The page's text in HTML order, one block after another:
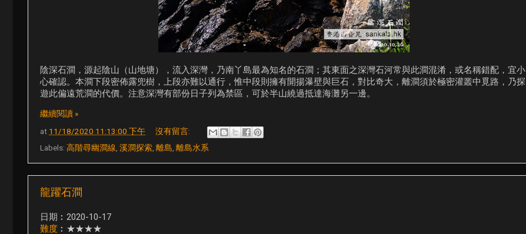
陰深石澗，源起陰山（山地塘），流入深灣，乃南丫島最為知名的石澗；其東面之深灣石河常與此澗混淆，或名稱錯配，宜小
心確認。本澗下段密佈露兜樹，上段亦難以通行，惟中段則擁有開揚瀑壁與巨石，對比奇大，離澗須於極密灌叢中覓路，乃探
遊此偏遠荒澗的代價。注意深灣有部份日子列為禁區，可於半山繞過抵達海灘另一邊。
繼續閱讀 »
at 11/18/2020 11:13:00 下午
沒有留言:
Labels: 高階尋幽澗線 溪澗探索 離島 離島水系
龍躍石澗
日期︰2020-10-17
難度 ︰★★★★